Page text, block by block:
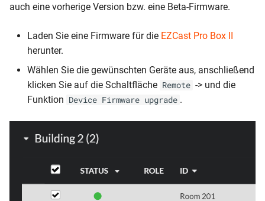
auch eine vorherige Version bzw. eine Beta-Firmware.
Laden Sie eine Firmware für die EZCast Pro Box II
herunter.
Wählen Sie die gewünschten Geräte aus, anschließend
klicken Sie auf die Schaltfläche Remote -> und die
Funktion Device Firmware upgrade .